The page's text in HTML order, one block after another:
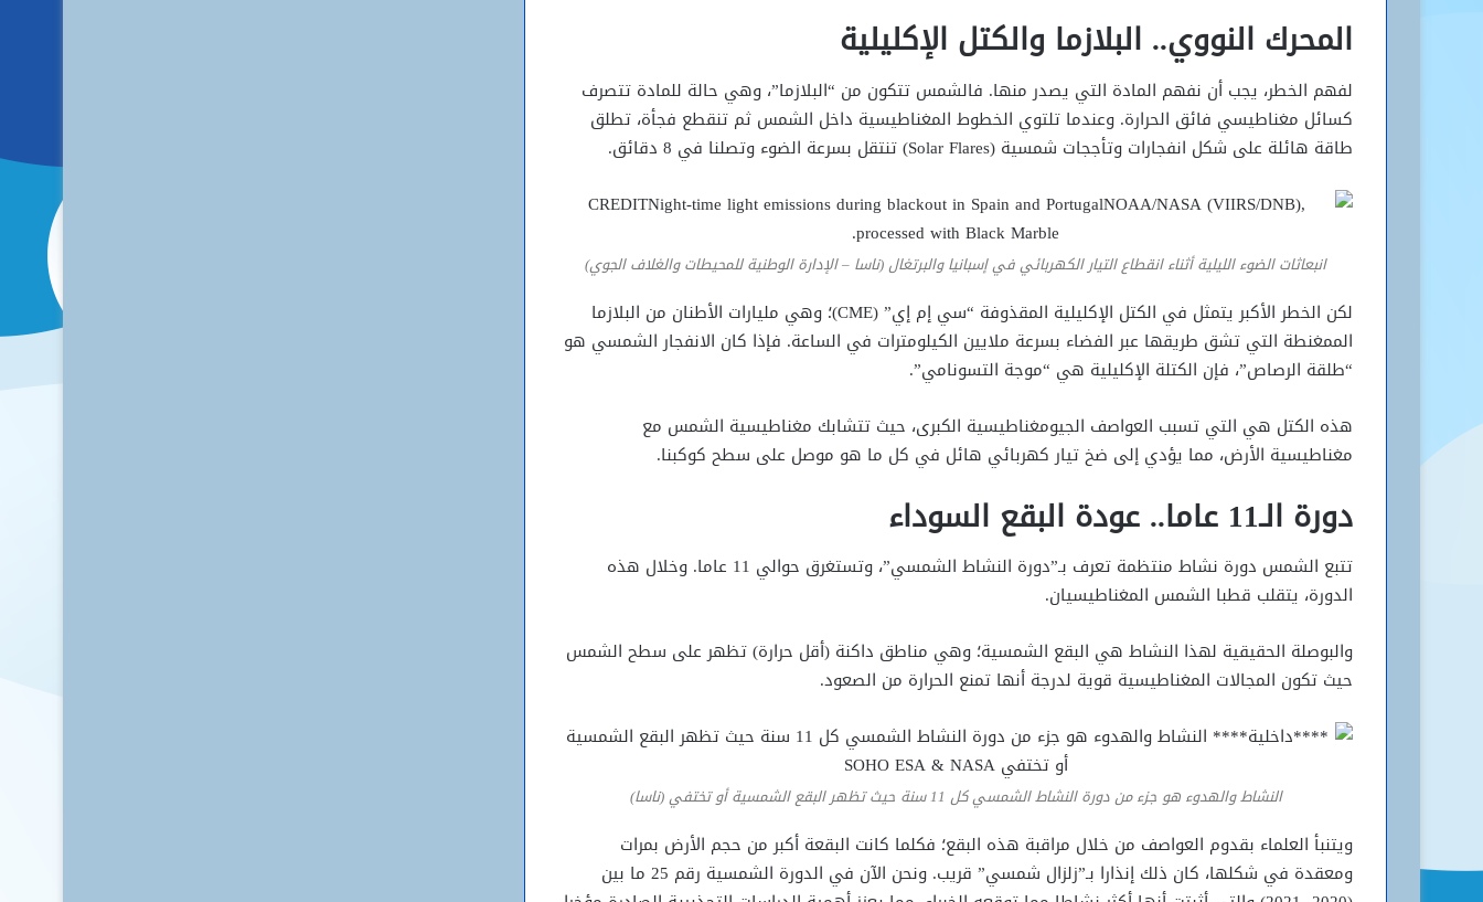
المحرك النووي.. البلازما والكتل الإكليلية
لفهم الخطر، يجب أن نفهم المادة التي يصدر منها. فالشمس تتكون من “البلازما”، وهي حالة للمادة تتصرف
كسائل مغناطيسي فائق الحرارة. وعندما تلتوي الخطوط المغناطيسية داخل الشمس ثم تنقطع فجأة، تطلق
طاقة هائلة على شكل انفجارات وتأججات شمسية (Solar Flares) تنتقل بسرعة الضوء وتصلنا في 8 دقائق.
انبعاثات الضوء الليلية أثناء انقطاع التيار الكهربائي في إسبانيا والبرتغال (ناسا – الإدارة الوطنية للمحيطات والغلاف الجوي)
لكن الخطر الأكبر يتمثل في الكتل الإكليلية المقذوفة “سي إم إي” (CME)؛ وهي مليارات الأطنان من البلازما
الممغنطة التي تشق طريقها عبر الفضاء بسرعة ملايين الكيلومترات في الساعة. فإذا كان الانفجار الشمسي هو
“طلقة الرصاص”، فإن الكتلة الإكليلية هي “موجة التسونامي”.
هذه الكتل هي التي تسبب العواصف الجيومغناطيسية الكبرى، حيث تتشابك مغناطيسية الشمس مع
مغناطيسية الأرض، مما يؤدي إلى ضخ تيار كهربائي هائل في كل ما هو موصل على سطح كوكبنا.
دورة الـ11 عاما.. عودة البقع السوداء
تتبع الشمس دورة نشاط منتظمة تعرف بـ”دورة النشاط الشمسي”، وتستغرق حوالي 11 عاما. وخلال هذه
الدورة، يتقلب قطبا الشمس المغناطيسيان.
والبوصلة الحقيقية لهذا النشاط هي البقع الشمسية؛ وهي مناطق داكنة (أقل حرارة) تظهر على سطح الشمس
حيث تكون المجالات المغناطيسية قوية لدرجة أنها تمنع الحرارة من الصعود.
النشاط والهدوء هو جزء من دورة النشاط الشمسي كل 11 سنة حيث تظهر البقع الشمسية أو تختفي (ناسا)
ويتنبأ العلماء بقدوم العواصف من خلال مراقبة هذه البقع؛ فكلما كانت البقعة أكبر من حجم الأرض بمرات
ومعقدة في شكلها، كان ذلك إنذارا بـ”زلزال شمسي” قريب. ونحن الآن في الدورة الشمسية رقم 25 ما بين